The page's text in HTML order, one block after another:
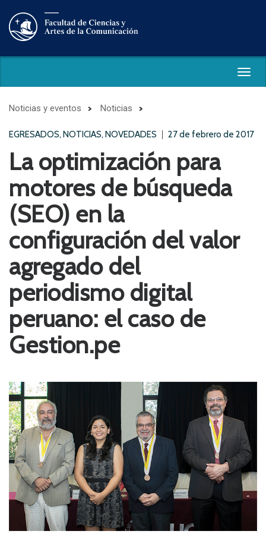
Noticias y eventos Noticias
EGRESADOS, NOTICIAS, NOVEDADES 27 de febrero de 2017
La optimización para
motores de búsqueda
(SEO) en la
configuración del valor
agregado del
periodismo digital
peruano: el caso de
Gestion.pe